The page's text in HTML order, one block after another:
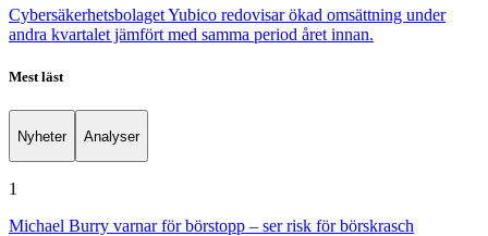
Cybersäkerhetsbolaget Yubico redovisar ökad omsättning under
andra kvartalet jämfört med samma period året innan.
Mest läst
Nyheter Analyser
1
Michael Burry varnar för börstopp – ser risk för börskrasch